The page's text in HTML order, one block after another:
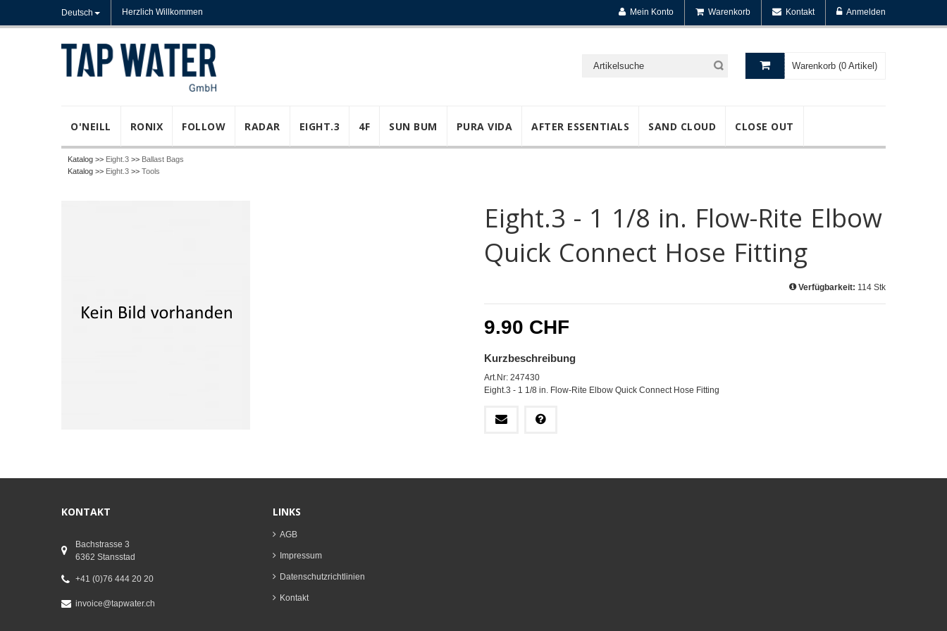
Deutsch Herzlich Willkommen Mein Konto Warenkorb Kontakt Anmelden
Warenkorb (0 Artikel)
O'NEILL RONIX FOLLOW RADAR EIGHT.3 4F SUN BUM PURA VIDA AFTER ESSENTIALS SAND CLOUD CLOSE OUT
Katalog >> Eight.3 >> Ballast Bags
Katalog >> Eight.3 >> Tools
Eight.3 - 1 1/8 in. Flow-Rite Elbow
Quick Connect Hose Fitting
Verfügbarkeit: 114 Stk
9.90 CHF
Kurzbeschreibung
Art.Nr: 247430
Eight.3 - 1 1/8 in. Flow-Rite Elbow Quick Connect Hose Fitting
KONTAKT
Bachstrasse 3
6362 Stansstad
+41 (0)76 444 20 20
invoice@tapwater.ch
LINKS
AGB
Impressum
Datenschutzrichtlinien
Kontakt